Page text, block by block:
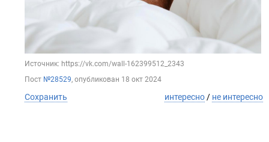
Источник: https://vk.com/wall-162399512_2343
Пост №28529, опубликован 18 окт 2024
Сохранить интересно / не интересно